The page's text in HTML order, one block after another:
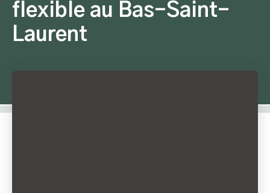
flexible au Bas-Saint-
Laurent